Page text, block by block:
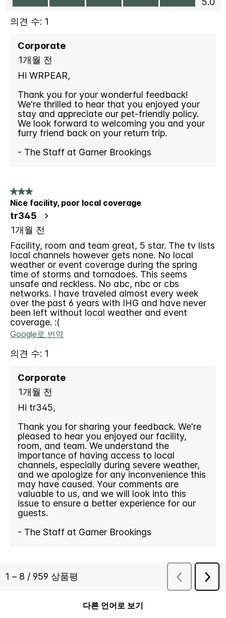
다른 언어로 보기